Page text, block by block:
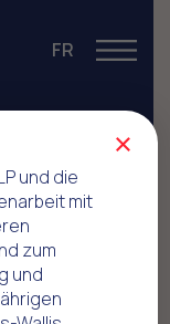
FR
Menu
und die
mit
zum
und
×